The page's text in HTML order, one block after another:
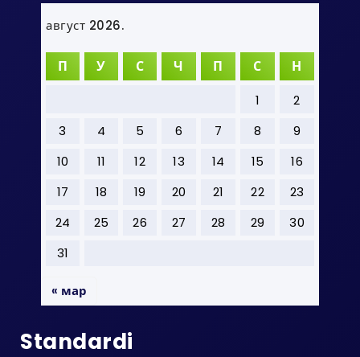
август 2026.
П У С Ч П С Н
1
2
3
4 5 6 7 8
9
10
11 12 13 14 15
16
17
18 19 20 21 22
23
24
25 26 27 28 29
30
31
« мар
Standardi